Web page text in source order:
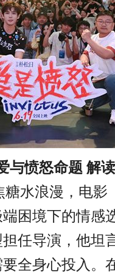
与愤怒命题 解
糖水浪漫 ， 电影
困境下的情感
任导演，他坦
全身心投入。